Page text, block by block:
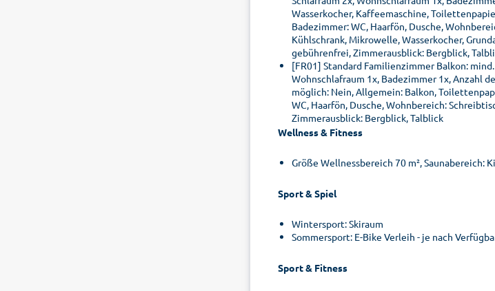
Wasserkocher, Kaffeemaschine,
Badezimmer: WC, Haarfön, Dusche,
Kühlschrank, Mikrowelle, Wasserkocher,
gebührenfrei, Zimmerausblick: Bergblick,
[FR01] Standard Familienzimmer Balkon:
Wohnschlafraum 1x, Badezimmer 1x, Anzahl
möglich: Nein, Allgemein: Balkon,
WC, Haarfön, Dusche, Wohnbereich:
Zimmerausblick: Bergblick, Talblick
Wellness & Fitness
Größe Wellnessbereich 70 m², Saunabereich:
Sport & Spiel
Wintersport: Skiraum
Sommersport: E-Bike Verleih - je nach
Sport & Fitness